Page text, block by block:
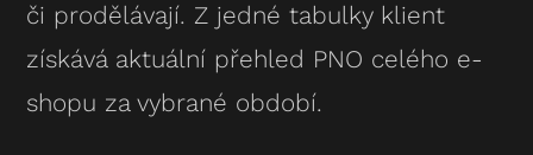
či prodělávají. Z jedné tabulky klient
získává aktuální přehled PNO celého e-
shopu za vybrané období.